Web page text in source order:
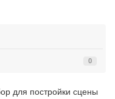
0
для постройки сцены